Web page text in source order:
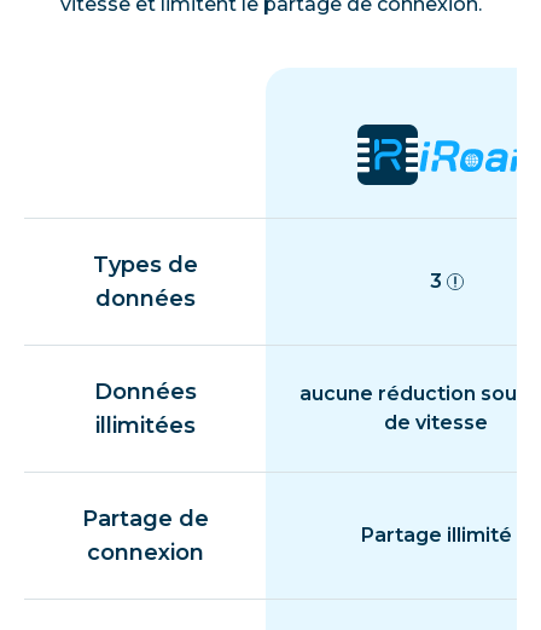
Types de
données
3
Données
illimitées
aucune réduction
de vitesse
Partage de
connexion
Partage illimité